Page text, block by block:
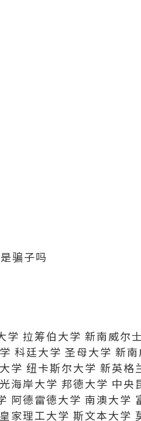
骗子吗
拉筹伯大学 新南威尔
科廷大学 圣母大学 新
学 纽卡斯尔大学 新英格
海岸大学 邦德大学 中央
阿德雷德大学 南澳大学
家理工大学 斯文本大学